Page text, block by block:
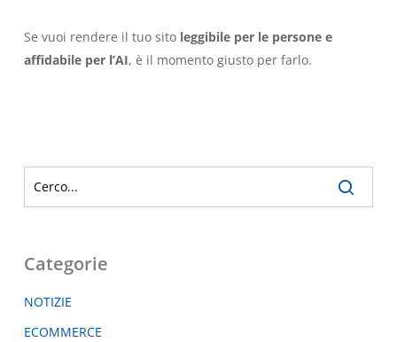
Se vuoi rendere il tuo sito leggibile per le persone e
affidabile per l’AI, è il momento giusto per farlo.
Categorie
NOTIZIE
ECOMMERCE